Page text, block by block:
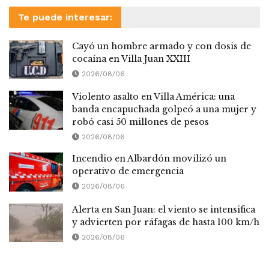
Te puede interesar:
Cayó un hombre armado y con dosis de
cocaína en Villa Juan XXIII
2026/08/06
Violento asalto en Villa América: una
banda encapuchada golpeó a una mujer y
robó casi 50 millones de pesos
2026/08/06
Incendio en Albardón movilizó un
operativo de emergencia
2026/08/06
Alerta en San Juan: el viento se intensifica
y advierten por ráfagas de hasta 100 km/h
2026/08/06